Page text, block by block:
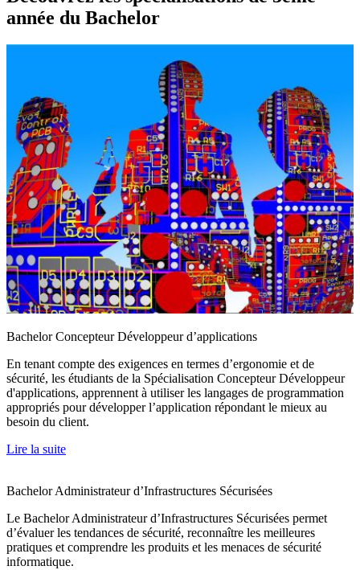
année du Bachelor
Bachelor Concepteur Développeur d’applications
En tenant compte des exigences en termes d’ergonomie et de
sécurité, les étudiants de la Spécialisation Concepteur Développeur
d'applications, apprennent à utiliser les langages de programmation
appropriés pour développer l’application répondant le mieux au
besoin du client.
Lire la suite
Bachelor Administrateur d’Infrastructures Sécurisées
Le Bachelor Administrateur d’Infrastructures Sécurisées permet
d’évaluer les tendances de sécurité, reconnaître les meilleures
pratiques et comprendre les produits et les menaces de sécurité
informatique.